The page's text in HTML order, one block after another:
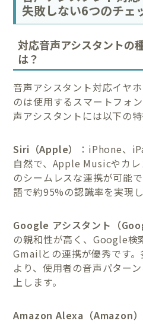
失敗しない6つのチェ
対応音声アシスタントの
は？
音声アシスタント対応イヤ
のは使用するスマートフォ
声アシスタントには以下の
Siri（Apple）
：iPhone、
自然で、Apple Musicやカ
のシームレスな連携が可能
語で約95%の認識率を実現し
Google アシスタント（
の親和性が高く、Google検
Gmailとの連携が優秀です
より、使用者の音声パター
上します。
Amazon Alexa（Amazon）